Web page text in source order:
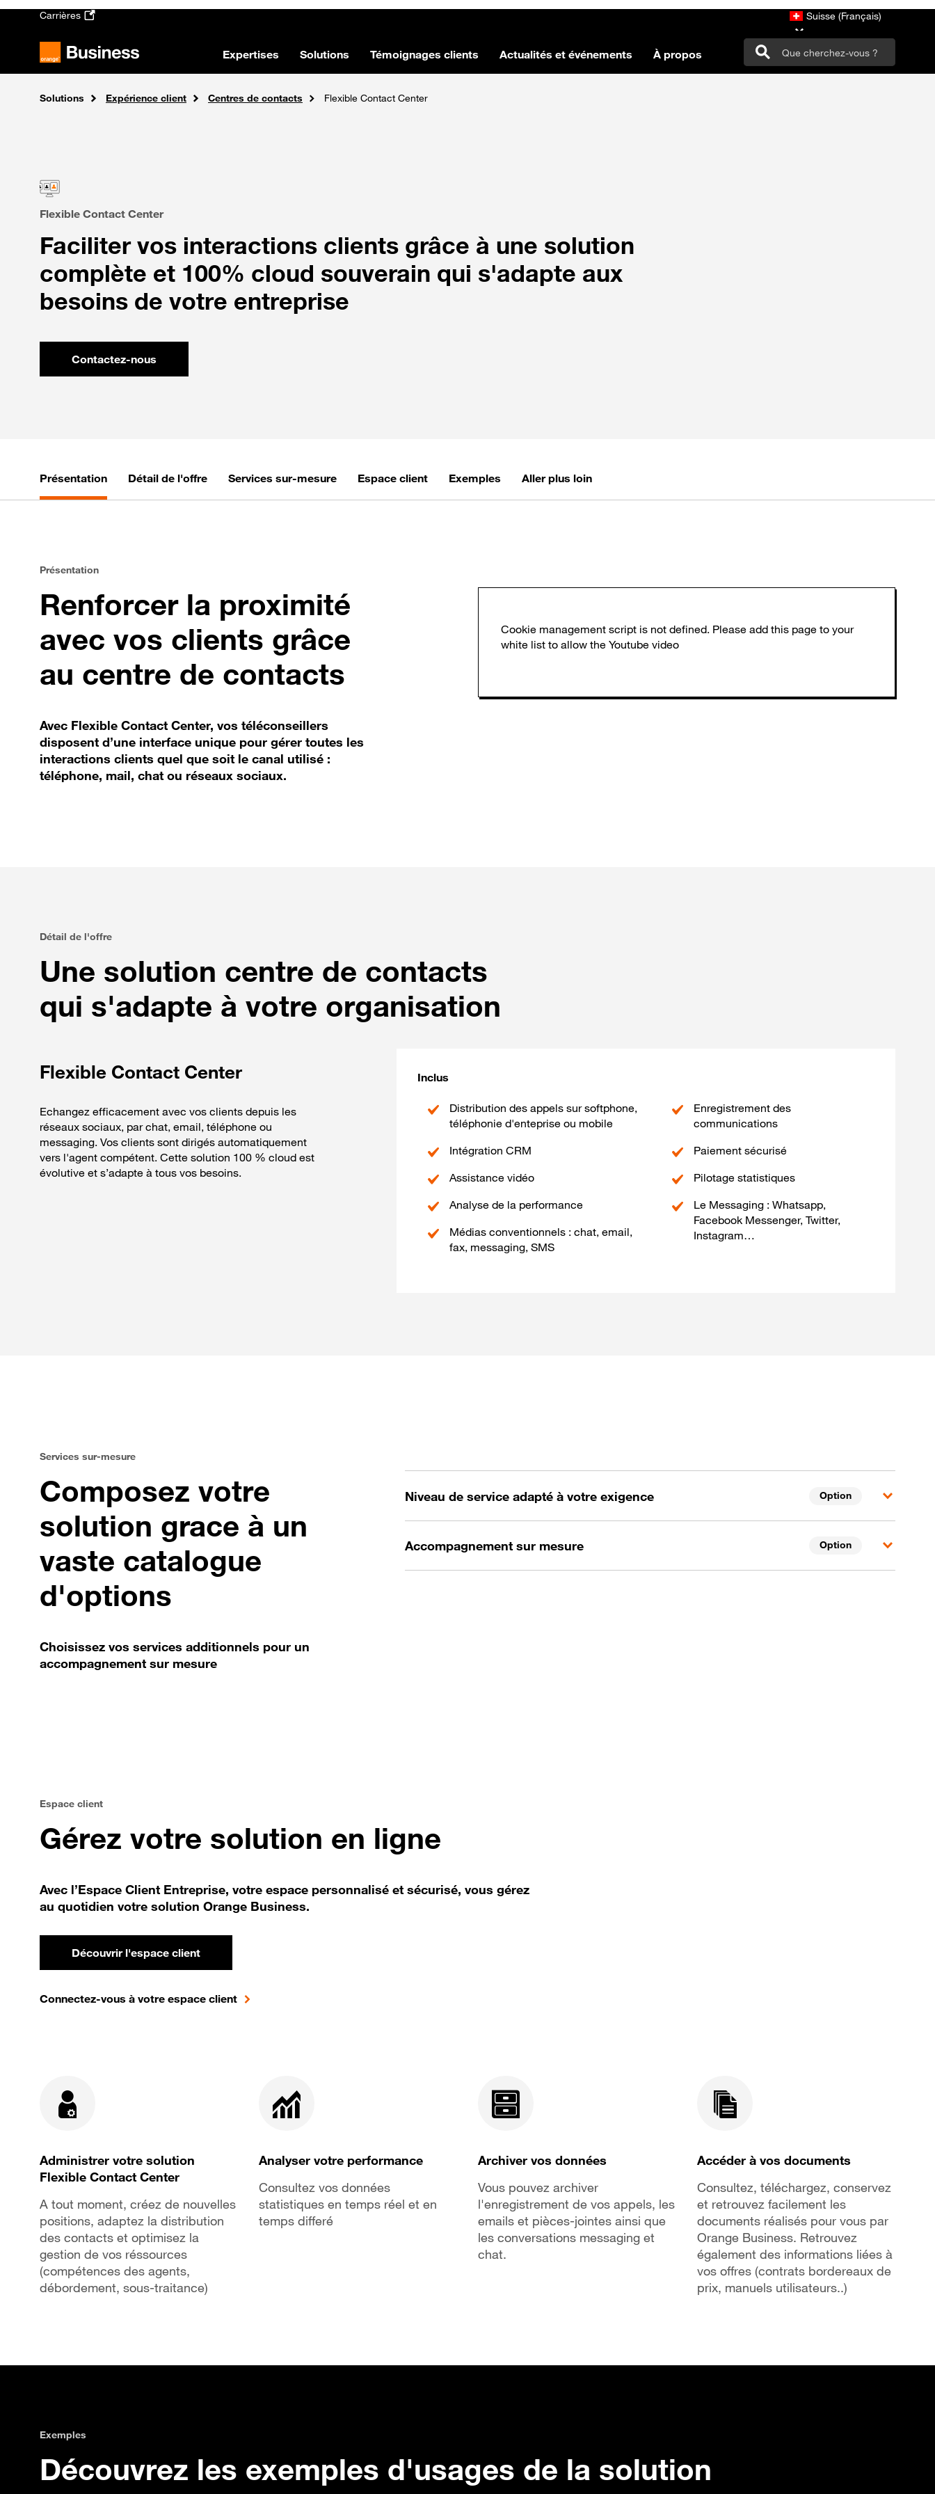
Passer au contenu principal
Carrières Suisse (Français)
Expertises Solutions Témoignages clients Actualités et événements À propos
Accueil
Solutions Expérience client Centres de contacts Flexible Contact Center
Flexible Contact Center
Faciliter vos interactions clients grâce à une solution
complète et 100% cloud souverain qui s'adapte aux
besoins de votre entreprise
Contactez-nous
Présentation Détail de l'offre Services sur-mesure Espace client Exemples Aller plus loin
Présentation
Renforcer la proximité
avec vos clients grâce
au centre de contacts
Avec Flexible Contact Center, vos téléconseillers
disposent d’une interface unique pour gérer toutes les
interactions clients quel que soit le canal utilisé :
téléphone, mail, chat ou réseaux sociaux.
Détail de l'offre
Une solution centre de contacts
qui s'adapte à votre organisation
Flexible Contact Center
Echangez efficacement avec vos clients depuis les
réseaux sociaux, par chat, email, téléphone ou
messaging. Vos clients sont dirigés automatiquement
vers l'agent compétent. Cette solution 100 % cloud est
évolutive et s’adapte à tous vos besoins.
Inclus
Distribution des appels sur softphone,
téléphonie d'enteprise ou mobile
Intégration CRM
Assistance vidéo
Analyse de la performance
Médias conventionnels : chat, email,
fax, messaging, SMS
Enregistrement des
communications
Paiement sécurisé
Pilotage statistiques
Le Messaging : Whatsapp,
Facebook Messenger, Twitter,
Instagram…
Services sur-mesure
Composez votre
solution grace à un
vaste catalogue
d'options
Choisissez vos services additionnels pour un
accompagnement sur mesure
Niveau de service adapté à votre exigence Option
Accompagnement sur mesure Option
Espace client
Gérez votre solution en ligne
Avec l’Espace Client Entreprise, votre espace personnalisé et sécurisé, vous gérez
au quotidien votre solution Orange Business.
Découvrir l'espace client
Connectez-vous à votre espace client
Administrer votre solution
Flexible Contact Center
A tout moment, créez de nouvelles
positions, adaptez la distribution
des contacts et optimisez la
gestion de vos réssources
(compétences des agents,
débordement, sous-traitance)
Analyser votre performance
Consultez vos données
statistiques en temps réel et en
temps differé
Archiver vos données
Vous pouvez archiver
l'enregistrement de vos appels, les
emails et pièces-jointes ainsi que
les conversations messaging et
chat.
Accéder à vos documents
Consultez, téléchargez, conservez
et retrouvez facilement les
documents réalisés pour vous par
Orange Business. Retrouvez
également des informations liées à
vos offres (contrats bordereaux de
prix, manuels utilisateurs..)
Exemples
Découvrez les exemples d'usages de la solution